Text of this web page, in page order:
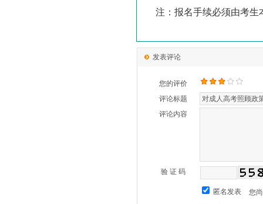
注：报名手续必须由考生
发表评论
您的评价
评论标题
评论内容
验 证 码
匿名发表 您